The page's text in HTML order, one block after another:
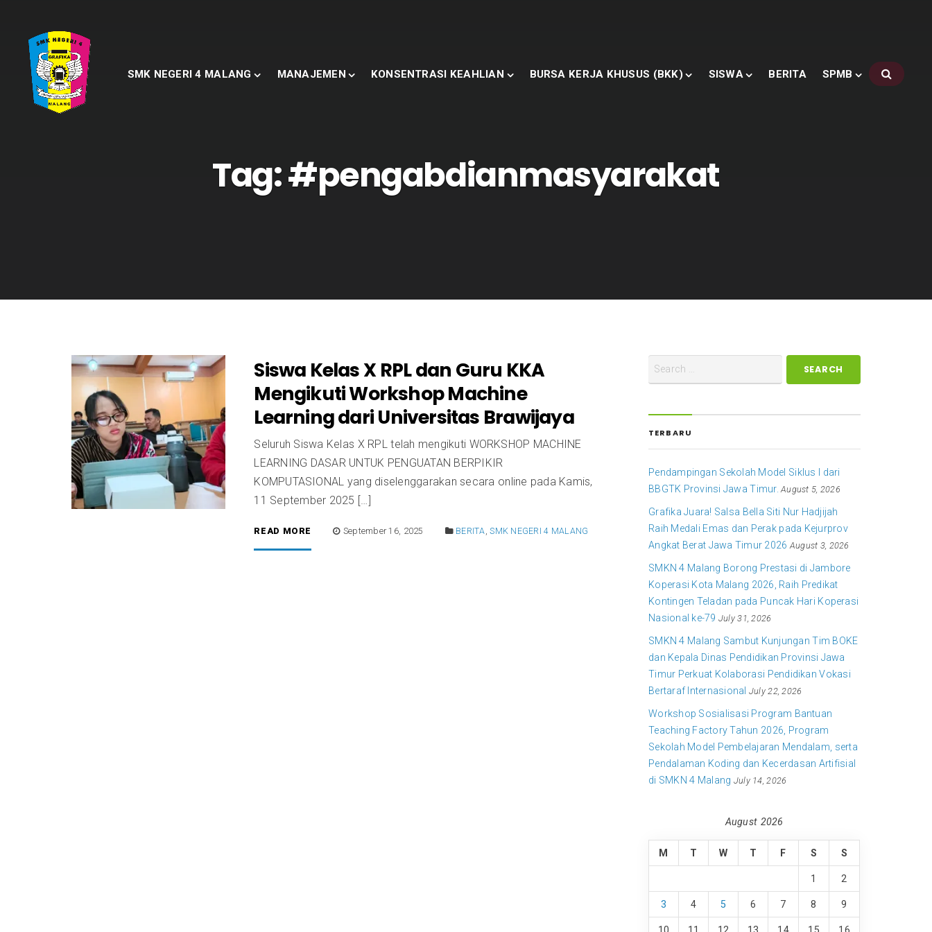
SMK NEGERI 4 MALANG MANAJEMEN KONSENTRASI KEAHLIAN BURSA KERJA KHUSUS (BKK) SISWA BERITA SPMB
Tag:#pengabdianmasyarakat
Siswa Kelas X RPL dan Guru KKA
Mengikuti Workshop Machine
Learning dari Universitas Brawijaya
Seluruh Siswa Kelas X RPL telah mengikuti WORKSHOP MACHINE
LEARNING DASAR UNTUK PENGUATAN BERPIKIR
KOMPUTASIONAL yang diselenggarakan secara online pada Kamis,
11 September 2025 […]
READ MORE September 16, 2025 BERITA,SMK NEGERI 4 MALANG
TERBARU
Pendampingan Sekolah Model Siklus I dari
BBGTK Provinsi Jawa Timur. August 5, 2026
Grafika Juara! Salsa Bella Siti Nur Hadjijah
Raih Medali Emas dan Perak pada Kejurprov
Angkat Berat Jawa Timur 2026 August 3, 2026
SMKN 4 Malang Borong Prestasi di Jambore
Koperasi Kota Malang 2026, Raih Predikat
Kontingen Teladan pada Puncak Hari Koperasi
Nasional ke-79 July 31, 2026
SMKN 4 Malang Sambut Kunjungan Tim BOKE
dan Kepala Dinas Pendidikan Provinsi Jawa
Timur Perkuat Kolaborasi Pendidikan Vokasi
Bertaraf Internasional July 22, 2026
Workshop Sosialisasi Program Bantuan
Teaching Factory Tahun 2026, Program
Sekolah Model Pembelajaran Mendalam, serta
Pendalaman Koding dan Kecerdasan Artifisial
di SMKN 4 Malang July 14, 2026
August 2026
M T W T F S S
1 2
3 4 5 6 7 8 9
10 11 12 13 14 15 16